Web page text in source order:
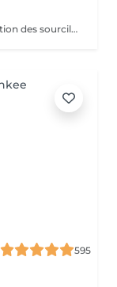
Le brow lift est une technique de restructuration des sourcils qui vise à rehausser les poils. Elle se fait à l'aide d'une brosse et de plusieurs soins. La combinaison de leurs actions permet d'obtenir des sourcils épais et marqués. Permet de restructurer, densifier et discipliner les sourcils clairsemés et rebelles, mais relève aussi les yeux ainsi que les paupières tombantes. BO'Repair masque Vitaminé.
595